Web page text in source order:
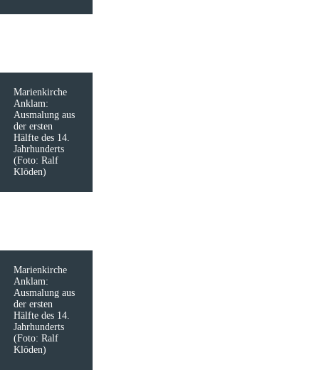
Marienkirche
Anklam:
Ausmalung aus
der ersten
Hälfte des 14.
Jahrhunderts
(Foto: Ralf
Klöden)
Marienkirche
Anklam:
Ausmalung aus
der ersten
Hälfte des 14.
Jahrhunderts
(Foto: Ralf
Klöden)